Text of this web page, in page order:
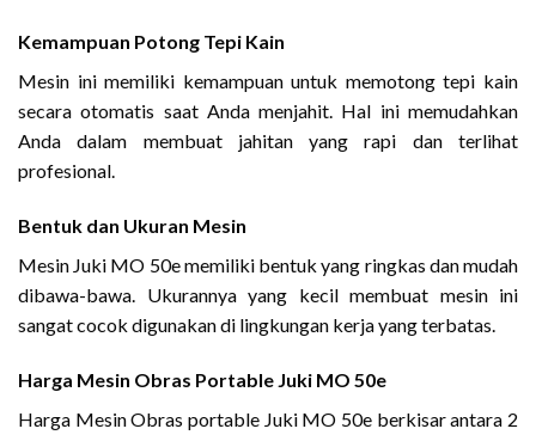
Kemampuan Potong Tepi Kain
Mesin ini memiliki kemampuan untuk memotong tepi kain
secara otomatis saat Anda menjahit. Hal ini memudahkan
Anda dalam membuat jahitan yang rapi dan terlihat
profesional.
Bentuk dan Ukuran Mesin
Mesin Juki MO 50e memiliki bentuk yang ringkas dan mudah
dibawa-bawa. Ukurannya yang kecil membuat mesin ini
sangat cocok digunakan di lingkungan kerja yang terbatas.
Harga Mesin Obras Portable Juki MO 50e
Harga Mesin Obras portable Juki MO 50e berkisar antara 2